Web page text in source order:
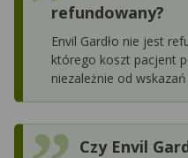
refundowany?
Envil Gardło nie jest
którego koszt pacjent
niezależnie od
Czy Envil